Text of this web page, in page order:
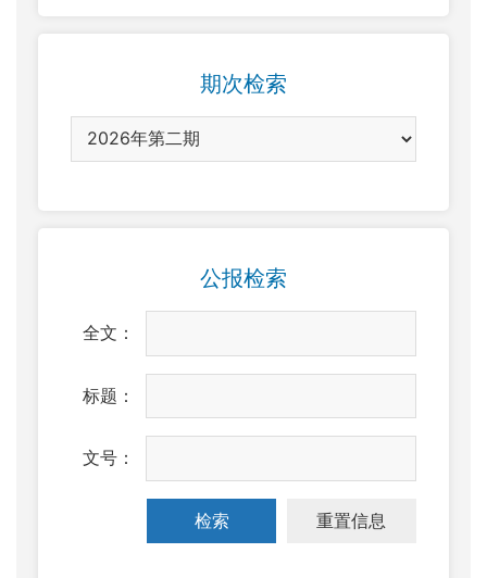
期次检索
公报检索
全文：
标题：
文号：
检索 重置信息